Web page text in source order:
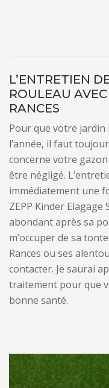
L’ENTRETIEN
ROULEAU
RANCES
Pour que votre
l’année, il faut
concerne votre
être négligé.
immédiatement une
ZEPP Kinder
abondant après sa
m’occuper de sa
Rances ou ses
contacter. Je saurai
traitement pour que
bonne santé.